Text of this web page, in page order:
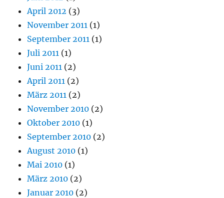
April 2012 (3)
November 2011 (1)
September 2011 (1)
Juli 2011 (1)
Juni 2011 (2)
April 2011 (2)
März 2011 (2)
November 2010 (2)
Oktober 2010 (1)
September 2010 (2)
August 2010 (1)
Mai 2010 (1)
März 2010 (2)
Januar 2010 (2)